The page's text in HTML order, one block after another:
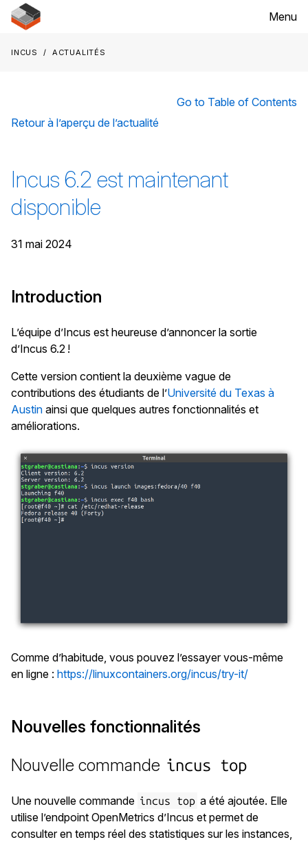
Menu
Incus Actualités
Go to Table of Contents
Retour à l’aperçu de l’actualité
Incus 6.2 est maintenant
disponible
31 mai 2024
Introduction
L’équipe d’Incus est heureuse d’annoncer la sortie
d’Incus 6.2 !
Cette version contient la deuxième vague de
contributions des étudiants de l’Université du Texas à
Austin ainsi que quelques autres fonctionnalités et
améliorations.
Comme d’habitude, vous pouvez l’essayer vous-même
en ligne : https://linuxcontainers.org/incus/try-it/
Nouvelles fonctionnalités
Nouvelle commande incus top
Une nouvelle commande incus top a été ajoutée. Elle
utilise l’endpoint OpenMetrics d’Incus et permet de
consulter en temps réel des statistiques sur les instances,